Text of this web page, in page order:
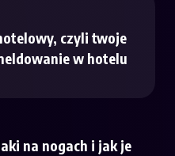
czyli twoje
w hotelu
na nogach i jak je